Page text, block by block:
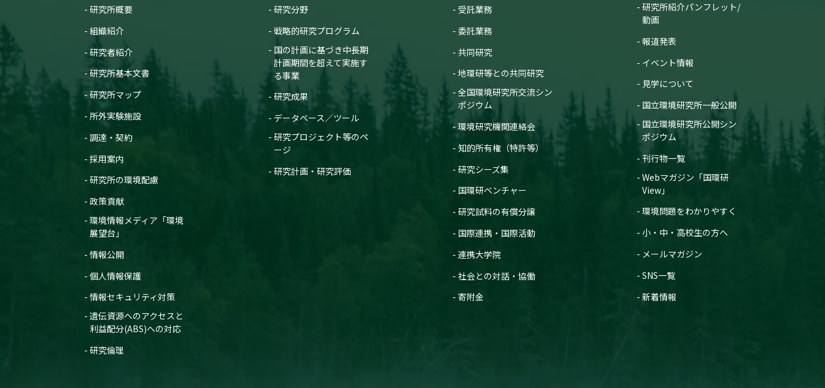
研究所概要
組織紹介
研究者紹介
研究所基本文書
研究所マップ
所外実験施設
調達・契約
採用案内
研究所の環境配慮
政策貢献
環境情報メディア「環境
展望台」
情報公開
個人情報保護
情報セキュリティ対策
遺伝資源へのアクセスと
利益配分(ABS)への対応
研究倫理
研究分野
戦略的研究プログラム
国の計画に基づき中長期
計画期間を超えて実施す
る事業
研究成果
データベース／ツール
研究プロジェクト等のペ
ージ
研究計画・研究評価
受託業務
委託業務
共同研究
地環研等との共同研究
全国環境研究所交流シン
ポジウム
環境研究機関連絡会
知的所有権（特許等）
研究シーズ集
国環研ベンチャー
研究試料の有償分譲
国際連携・国際活動
連携大学院
社会との対話・協働
寄附金
研究所紹介パンフレット/
動画
報道発表
イベント情報
見学について
国立環境研究所一般公開
国立環境研究所公開シン
ポジウム
刊行物一覧
Webマガジン「国環研
View」
環境問題をわかりやすく
小・中・高校生の方へ
メールマガジン
SNS一覧
新着情報